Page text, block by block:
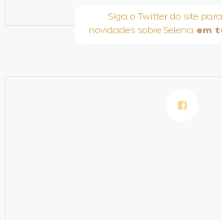
Siga o Twitter do site
novidades sobre Selena em